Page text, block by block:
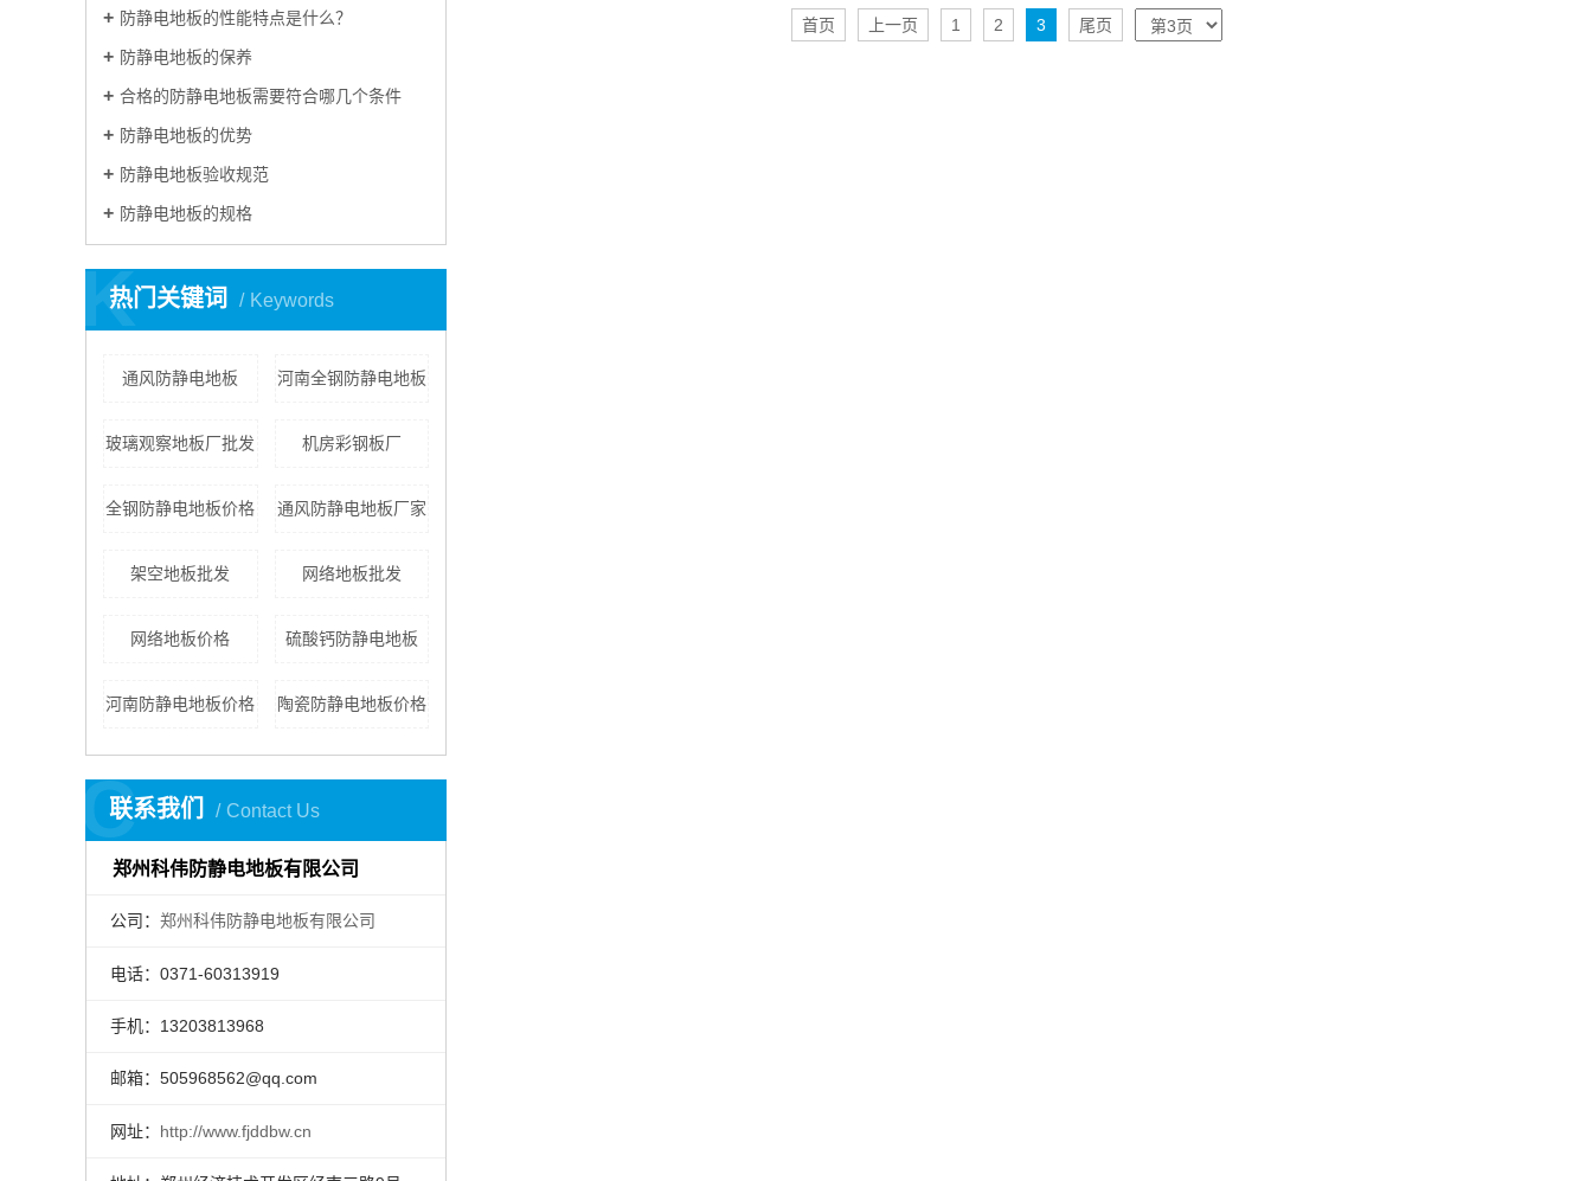
防静电地板的性能特点是什么？
防静电地板的保养
合格的防静电地板需要符合哪几个条件
防静电地板的优势
防静电地板验收规范
防静电地板的规格
热门关键词 Keywords
K
通风防静电地板 河南全钢防静电地板
玻璃观察地板厂批发 机房彩钢板厂
全钢防静电地板价格 通风防静电地板厂家
架空地板批发 网络地板批发
网络地板价格 硫酸钙防静电地板
河南防静电地板价格 陶瓷防静电地板价格
联系我们 Contact Us
C
郑州科伟防静电地板有限公司
公司： 郑州科伟防静电地板有限公司
电话：0371-60313919
手机：13203813968
邮箱：505968562@qq.com
网址： http://www.fjddbw.cn
首页 上一页 1 2 3 尾页